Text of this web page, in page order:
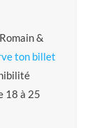
&
ton billet
18 à 25